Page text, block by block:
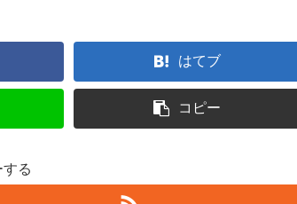
はてブ
コピー
る